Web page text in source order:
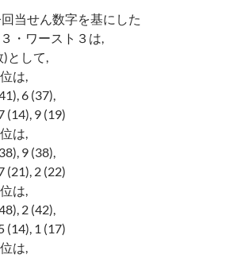
当せん数字を基にした
・ワースト３は,
として,
は,
6 (37),
(14), 9 (19)
は,
9 (38),
(21), 2 (22)
は,
2 (42),
(14), 1 (17)
は,